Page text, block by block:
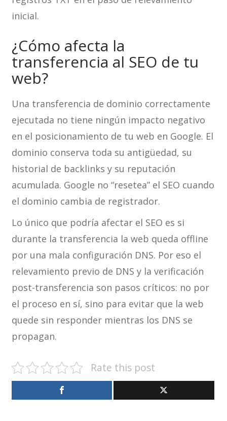
inicial.
¿Cómo afecta la
transferencia al SEO de tu
web?
Una transferencia de dominio correctamente
ejecutada no tiene ningún impacto negativo
en el posicionamiento de tu web en Google. El
dominio conserva toda su antigüedad, su
historial de backlinks y su reputación
acumulada. Google no “resetea” el SEO cuando
el dominio cambia de registrador.
Lo único que podría afectar el SEO es si
durante la transferencia la web queda offline
por una mala configuración DNS. Por eso el
relevamiento previo de DNS y la verificación
post-transferencia son pasos críticos: no por
el proceso en sí, sino para evitar que la web
quede sin responder mientras los DNS se
propagan.
Rate this post